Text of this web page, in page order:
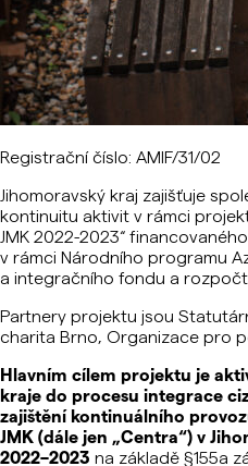
Registrační číslo: AMIF/31/02
Jihomoravský kraj zajišťuje
kontinuitu aktivit v rámci
JMK 2022-2023“
v rámci Národního programu
a integračního fondu a
Partnery projektu jsou
charita Brno, Organizace pro
Hlavním cílem projektu je
kraje do procesu integrace
zajištění kontinuálního
JMK (dále jen „Centra“) v
2022–2023 na základě §155a